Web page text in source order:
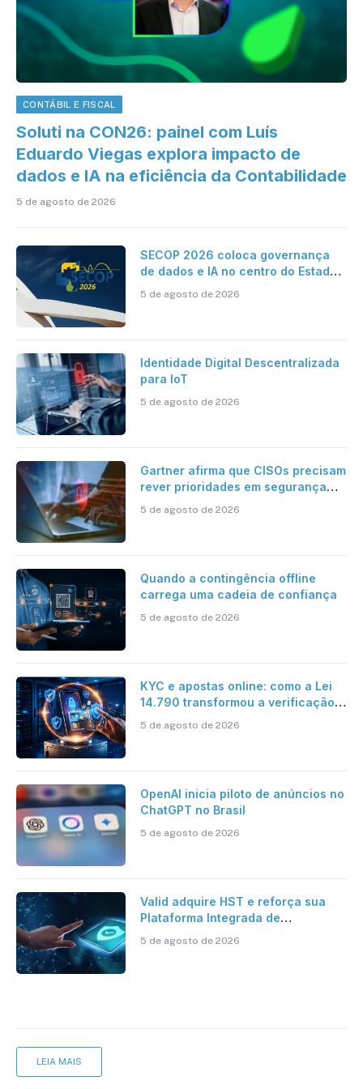
CONTÁBIL E FISCAL
Soluti na CON26: painel com Luís
Eduardo Viegas explora impacto de
dados e IA na eficiência da Contabilidade
5 de agosto de 2026
SECOP 2026 coloca governança
de dados e IA no centro do Estado
5 de agosto de 2026
Identidade Digital Descentralizada
para IoT
5 de agosto de 2026
Gartner afirma que CISOs precisam
rever prioridades em segurança
desafios impostos pela Inteligência
5 de agosto de 2026
Quando a contingência offline
carrega uma cadeia de confiança
5 de agosto de 2026
KYC e apostas online: como a Lei
14.790 transformou a verificação
brasileiro
5 de agosto de 2026
OpenAI inicia piloto de anúncios no
ChatGPT no Brasil
5 de agosto de 2026
Valid adquire HST e reforça sua
Plataforma Integrada de
5 de agosto de 2026
LEIA MAIS